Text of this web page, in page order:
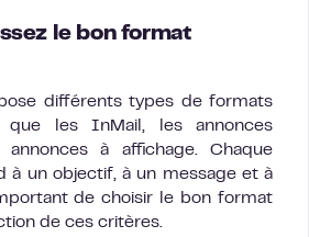
le bon format
différents types de formats
que les InMail, les annonces
à affichage. Chaque
à un objectif, à un message et à
de choisir le bon format
de ces critères.